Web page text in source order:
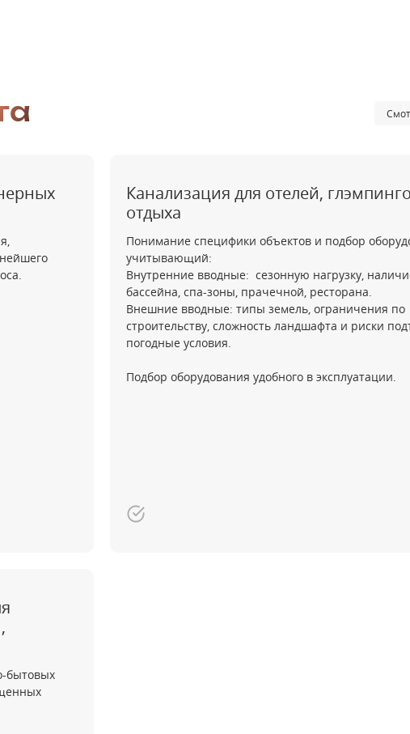
Канализация для отелей,
отдыха
Понимание специфики объектов и подбор
учитывающий:
Внутренние вводные: сезонную нагрузку,
бассейна, спа-зоны, прачечной, ресторана.
Внешние вводные: типы земель, ограничения по
строительству, сложность ландшафта и риски
погодные условия.
Подбор оборудования удобного в эксплуатации.
бытовых